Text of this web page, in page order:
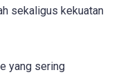
sekaligus kekuatan
yang sering